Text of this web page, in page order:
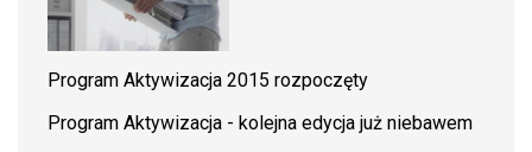
Program Aktywizacja 2015 rozpoczęty
Program Aktywizacja - kolejna edycja już niebawem